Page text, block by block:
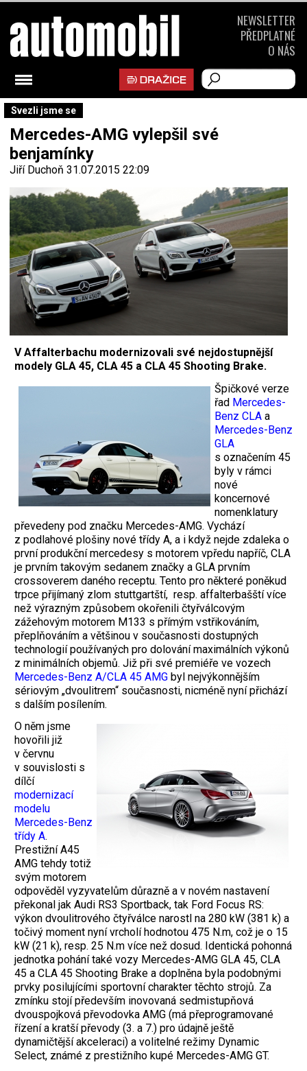
Svezli jsme se
Mercedes-AMG vylepšil své
benjamínky
Jiří Duchoň 31.07.2015 22:09
V Affalterbachu modernizovali své nejdostupnější
modely GLA 45, CLA 45 a CLA 45 Shooting Brake.
Špičkové verze
řad Mercedes-
Benz CLA a
Mercedes-Benz
GLA
s označením 45
byly v rámci
nové
koncernové
nomenklatury
převedeny pod značku Mercedes-AMG. Vychází
z podlahové plošiny nové třídy A, a i když nejde zdaleka o
první produkční mercedesy s motorem vpředu napříč, CLA
je prvním takovým sedanem značky a GLA prvním
crossoverem daného receptu. Tento pro některé poněkud
trpce přijímaný zlom stuttgartští, resp. affalterbašští více
než výrazným způsobem okořenili čtyřválcovým
zážehovým motorem M133 s přímým vstřikováním,
přeplňováním a většinou v současnosti dostupných
technologií používaných pro dolování maximálních výkonů
z minimálních objemů. Již při své premiéře ve vozech
Mercedes-Benz A/CLA 45 AMG byl nejvýkonnějším
sériovým „dvoulitrem“ současnosti, nicméně nyní přichází
s dalším posílením.
O něm jsme
hovořili již
v červnu
v souvislosti s
dílčí
modernizací
modelu
Mercedes-Benz
třídy A.
Prestižní A45
AMG tehdy totiž
svým motorem
odpověděl vyzyvatelům důrazně a v novém nastavení
překonal jak Audi RS3 Sportback, tak Ford Focus RS:
výkon dvoulitrového čtyřválce narostl na 280 kW (381 k) a
točivý moment nyní vrcholí hodnotou 475 N.m, což je o 15
kW (21 k), resp. 25 N.m více než dosud. Identická pohonná
jednotka pohání také vozy Mercedes-AMG GLA 45, CLA
45 a CLA 45 Shooting Brake a doplněna byla podobnými
prvky posilujícími sportovní charakter těchto strojů. Za
zmínku stojí především inovovaná sedmistupňová
dvouspojková převodovka AMG (má přeprogramované
řízení a kratší převody (3. a 7.) pro údajně ještě
dynamičtější akceleraci) a volitelné režimy Dynamic
Select, známé z prestižního kupé Mercedes-AMG GT.
NEWSLETTER
PŘEDPLATNÉ
O NÁS